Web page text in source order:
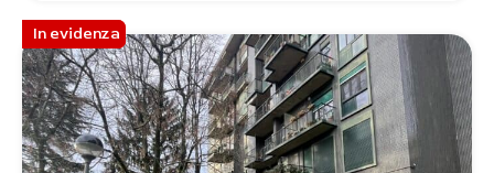
In evidenza